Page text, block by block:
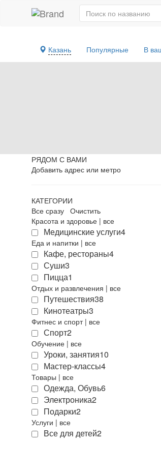
Казань Популярные В
РЯДОМ С ВАМИ
Добавить адрес или метро
КАТЕГОРИИ
Все сразу Очистить
Красота и здоровье | все
Медицинские услуги4
Еда и напитки | все
Кафе, рестораны4
Суши3
Пицца1
Отдых и развлечения | все
Путешествия38
Кинотеатры3
Фитнес и спорт | все
Спорт2
Обучение | все
Уроки, занятия10
Мастер-классы4
Товары | все
Одежда, Обувь6
Электроника2
Подарки2
Услуги | все
Все для детей2